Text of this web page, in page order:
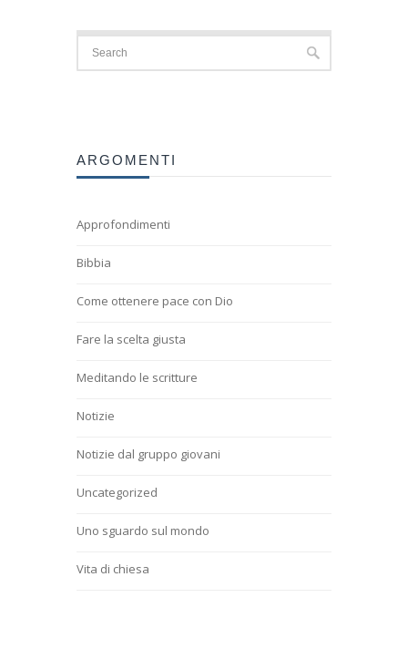
ARGOMENTI
Approfondimenti
Bibbia
Come ottenere pace con Dio
Fare la scelta giusta
Meditando le scritture
Notizie
Notizie dal gruppo giovani
Uncategorized
Uno sguardo sul mondo
Vita di chiesa